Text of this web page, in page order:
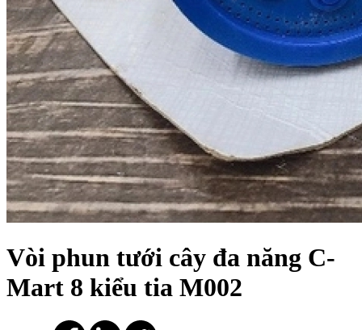
Vòi phun tưới cây đa năng C-
Mart 8 kiểu tia M002